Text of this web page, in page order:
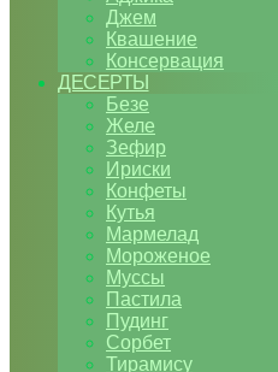
Джем
Квашение
Консервация
ДЕСЕРТЫ
Безе
Желе
Зефир
Ириски
Конфеты
Кутья
Мармелад
Мороженое
Муссы
Пастила
Пудинг
Сорбет
Тирамису